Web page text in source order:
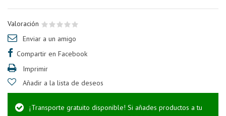
Valoración
Enviar a un amigo
Compartir en Facebook
Imprimir
Añadir a la lista de deseos
¡Transporte gratuito disponible! Si añades productos a tu